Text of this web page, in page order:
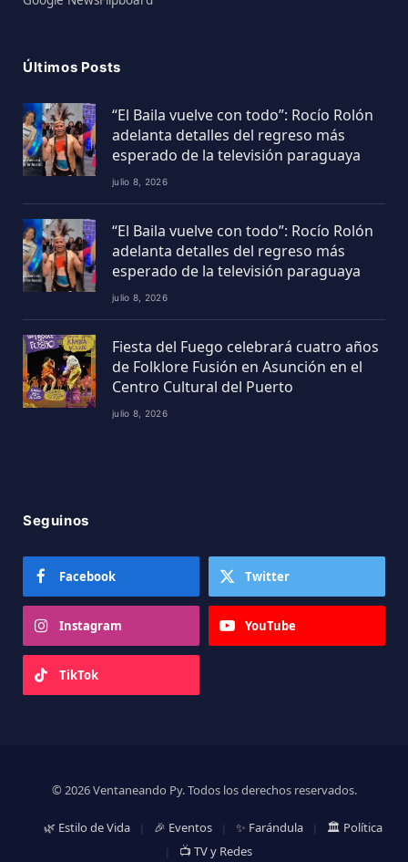
Últimos Posts
“El Baila vuelve con todo”: Rocío Rolón
adelanta detalles del regreso más
esperado de la televisión paraguaya
julio 8, 2026
“El Baila vuelve con todo”: Rocío Rolón
adelanta detalles del regreso más
esperado de la televisión paraguaya
julio 8, 2026
Fiesta del Fuego celebrará cuatro años
de Folklore Fusión en Asunción en el
Centro Cultural del Puerto
julio 8, 2026
Seguinos
Facebook Twitter
Instagram YouTube
TikTok
© 2026 Ventaneando Py. Todos los derechos reservados.
🌿 Estilo de Vida 🎉 Eventos ✨ Farándula
🏛️ Política
📺 TV y Redes